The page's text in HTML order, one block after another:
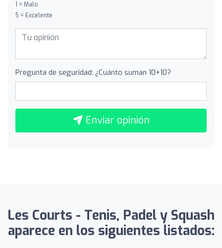
1 = Malo
5 = Excelente
Pregunta de seguridad: ¿Cuánto suman 10+10?
Enviar opinión
Les Courts - Tenis, Padel y Squash
aparece en los siguientes listados: